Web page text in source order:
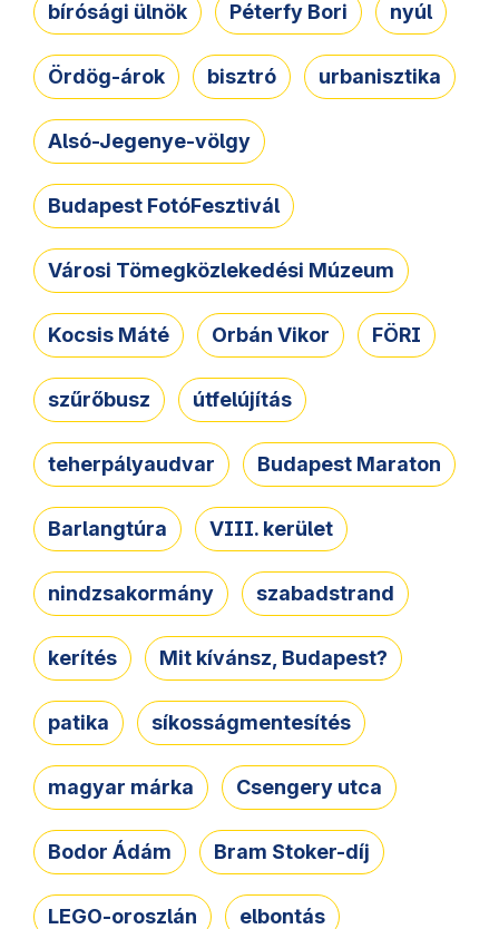
bírósági ülnök Péterfy Bori nyúl
Ördög-árok bisztró urbanisztika
Alsó-Jegenye-völgy
Budapest FotóFesztivál
Városi Tömegközlekedési Múzeum
Kocsis Máté Orbán Vikor FÖRI
szűrőbusz útfelújítás
teherpályaudvar Budapest Maraton
Barlangtúra VIII. kerület
nindzsakormány szabadstrand
kerítés Mit kívánsz, Budapest?
patika síkosságmentesítés
magyar márka Csengery utca
Bodor Ádám Bram Stoker-díj
LEGO-oroszlán elbontás